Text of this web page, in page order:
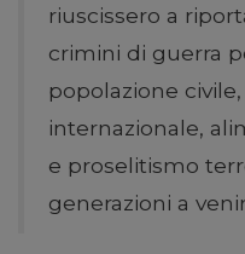
riuscissero a
crimini di guerra
popolazione
internazionale,
e proselitismo
generazioni a